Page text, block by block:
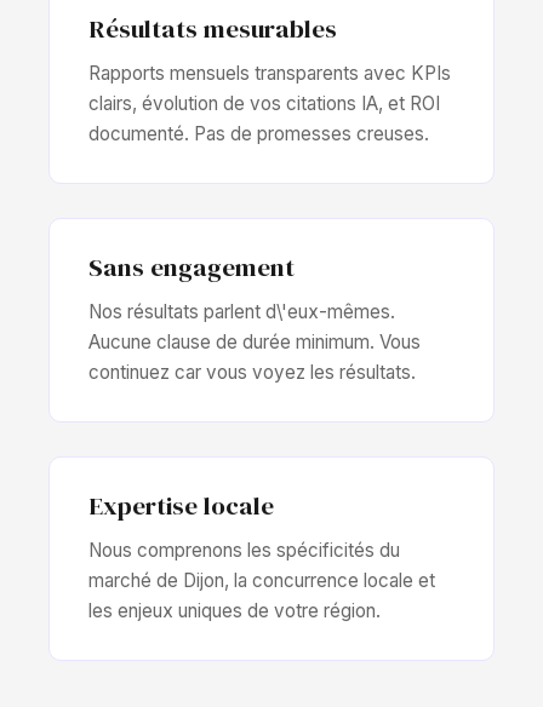
Résultats mesurables
Rapports mensuels transparents avec KPIs
clairs, évolution de vos citations IA, et ROI
documenté. Pas de promesses creuses.
Sans engagement
Nos résultats parlent d\'eux-mêmes.
Aucune clause de durée minimum. Vous
continuez car vous voyez les résultats.
Expertise locale
Nous comprenons les spécificités du
marché de Dijon, la concurrence locale et
les enjeux uniques de votre région.